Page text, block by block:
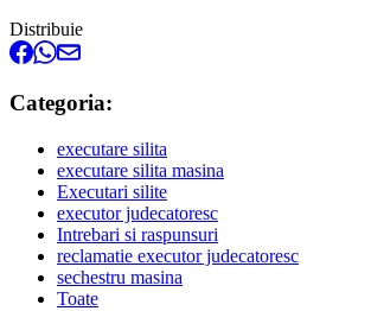
Distribuie
Categoria:
executare silita
executare silita masina
Executari silite
executor judecatoresc
Intrebari si raspunsuri
reclamatie executor judecatoresc
sechestru masina
Toate